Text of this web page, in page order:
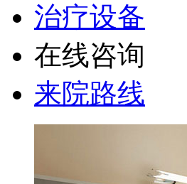
治疗设备
在线咨询
来院路线